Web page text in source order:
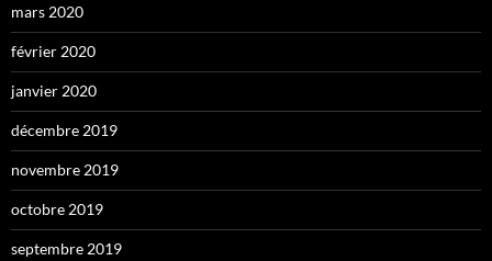
mars 2020
février 2020
janvier 2020
décembre 2019
novembre 2019
octobre 2019
septembre 2019